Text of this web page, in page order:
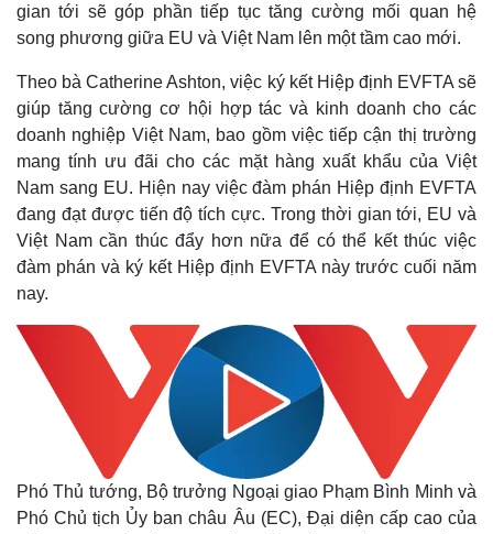
gian tới sẽ góp phần tiếp tục tăng cường mối quan hệ
song phương giữa EU và Việt Nam lên một tầm cao mới.
Theo bà Catherine Ashton, việc ký kết Hiệp định EVFTA sẽ
giúp tăng cường cơ hội hợp tác và kinh doanh cho các
doanh nghiệp Việt Nam, bao gồm việc tiếp cận thị trường
mang tính ưu đãi cho các mặt hàng xuất khẩu của Việt
Nam sang EU. Hiện nay việc đàm phán Hiệp định EVFTA
đang đạt được tiến độ tích cực. Trong thời gian tới, EU và
Việt Nam cần thúc đẩy hơn nữa để có thể kết thúc việc
đàm phán và ký kết Hiệp định EVFTA này trước cuối năm
nay.
Phó Thủ tướng, Bộ trưởng Ngoại giao Phạm Bình Minh và
Phó Chủ tịch Ủy ban châu Âu (EC), Đại diện cấp cao của